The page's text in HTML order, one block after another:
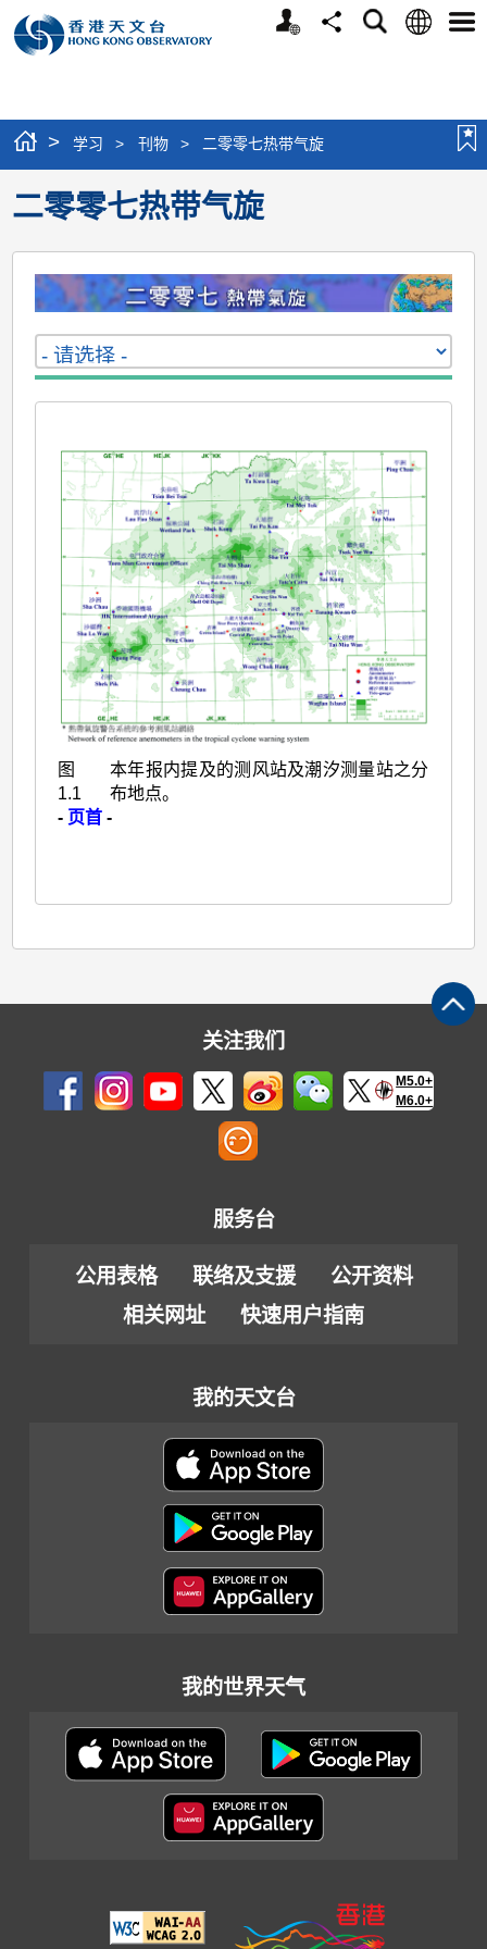
个
分
搜
语
选
> 学习 > 刊物 > 二零零七热带气旋
二零零七热带气旋
图
1.1
本年报内提及的测风站及潮汐测量站之分
布地点。
- 页首 -
关注我们
M5.0+
M6.0+
服务台
公用表格 联络及支援
公开资料
相关网址
快速用户指南
我的天文台
我的世界天气